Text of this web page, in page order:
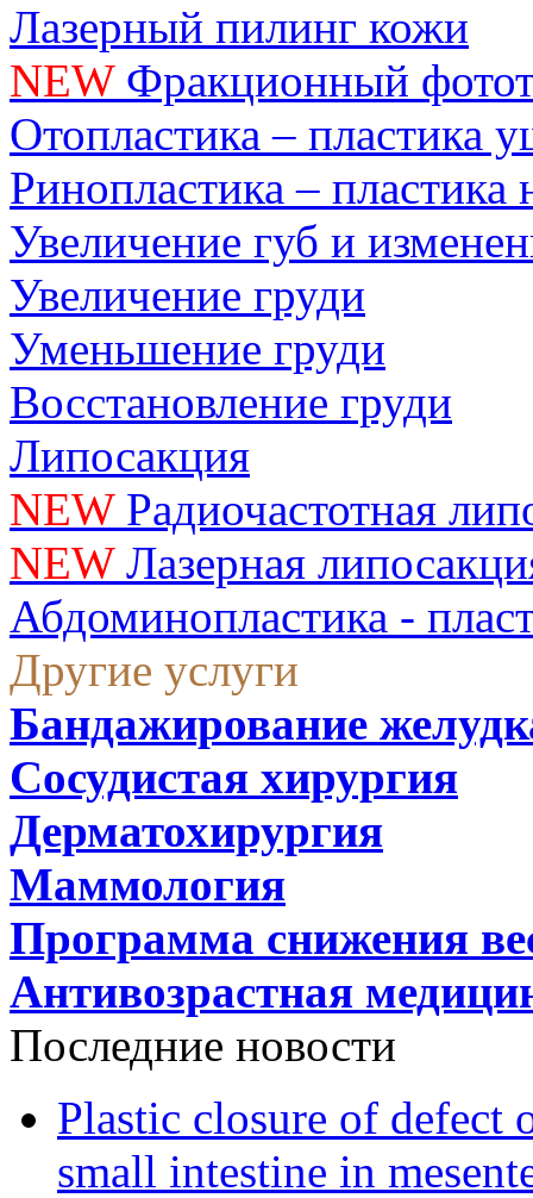
Лазерный пилинг кожи
NEWФракционный
Отопластика – пластика
Ринопластика – пластика
Увеличение губ и
Увеличение груди
Уменьшение груди
Восстановление груди
Липосакция
NEWРадиочастотная
NEWЛазерная
Абдоминопластика -
Другие услуги
Бандажирование
Сосудистая хирургия
Дерматохирургия
Маммология
Программа снижения
Антивозрастная
Последние новости
Plastic closure of defect
small intestine in